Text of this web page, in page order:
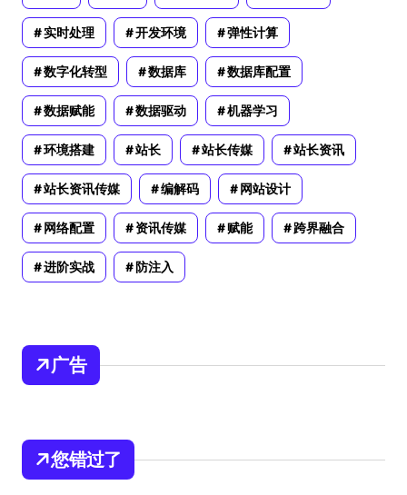
实时处理 开发环境 弹性计算
数字化转型 数据库 数据库配置
数据赋能 数据驱动 机器学习
环境搭建 站长 站长传媒 站长资讯
站长资讯传媒 编解码 网站设计
网络配置 资讯传媒 赋能 跨界融合
进阶实战 防注入
广告
您错过了